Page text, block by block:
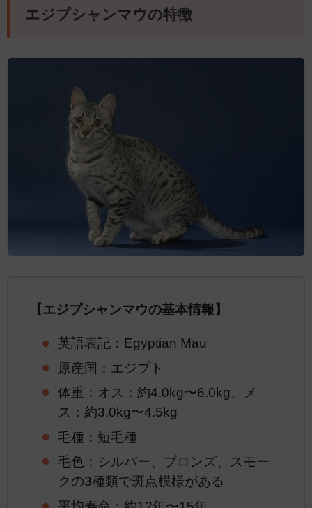
エジプシャンマウの特徴
【エジプシャンマウの基本情報】
英語表記：Egyptian Mau
原産国：エジプト
体重：オス：約4.0kg〜6.0kg、メ
ス：約3.0kg〜4.5kg
毛種：短毛種
毛色：シルバー、ブロンズ、スモー
クの3種類で斑点模様がある